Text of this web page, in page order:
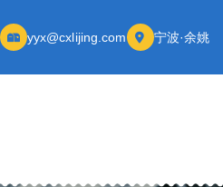
yyx@cxlijing.com 宁波·余姚